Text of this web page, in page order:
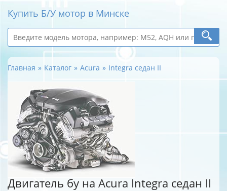
Купить Б/У мотор в Минске
Главная Каталог Acura Integra седан II
Двигатель бу на Acura Integra седан II